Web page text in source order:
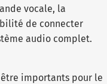
vocale, la
de connecter
audio complet.
importants pour le